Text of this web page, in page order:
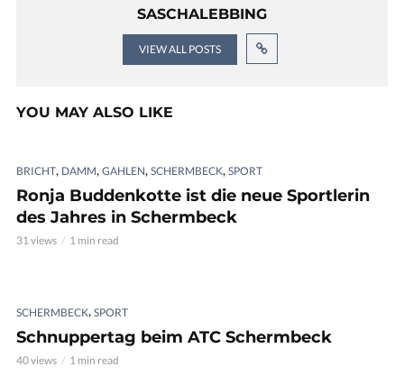
SASCHALEBBING
VIEW ALL POSTS
YOU MAY ALSO LIKE
BRICHT, DAMM, GAHLEN, SCHERMBECK, SPORT
Ronja Buddenkotte ist die neue Sportlerin
des Jahres in Schermbeck
31 views 1 min read
SCHERMBECK, SPORT
Schnuppertag beim ATC Schermbeck
40 views 1 min read